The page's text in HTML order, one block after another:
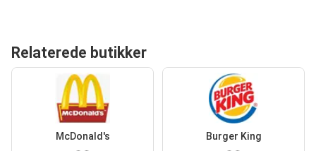
Relaterede butikker
McDonald's Burger King